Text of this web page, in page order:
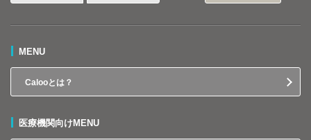
MENU
Calooとは？
医療機関向けMENU